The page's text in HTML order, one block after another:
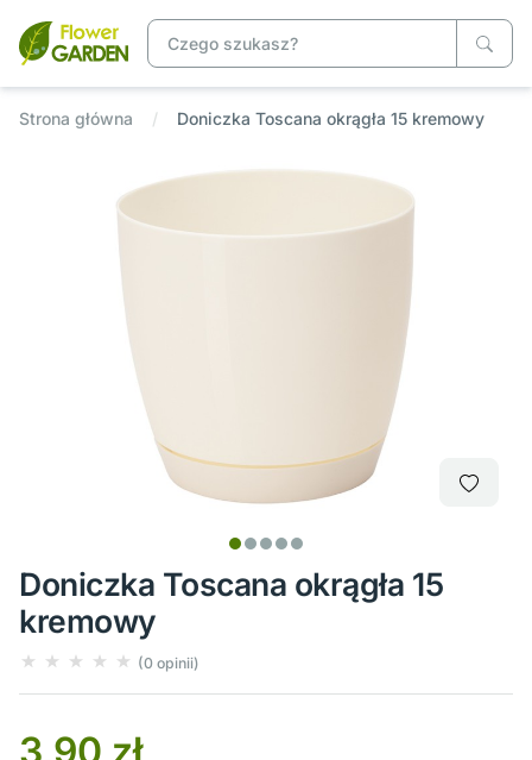
Strona główna Doniczka Toscana okrągła 15 kremowy
Doniczka Toscana okrągła 15
kremowy
(0 opinii)
3,90 zł